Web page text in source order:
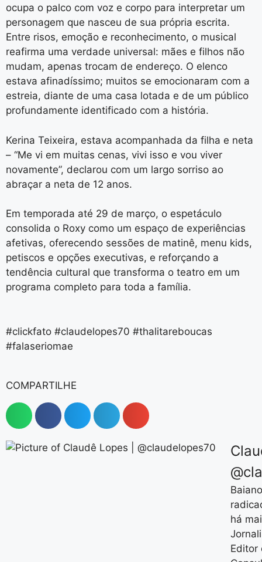
ocupa o palco com voz e corpo para interpretar um
personagem que nasceu de sua própria escrita.
Entre risos, emoção e reconhecimento, o musical
reafirma uma verdade universal: mães e filhos não
mudam, apenas trocam de endereço. O elenco
estava afinadíssimo; muitos se emocionaram com a
estreia, diante de uma casa lotada e de um público
profundamente identificado com a história.
Kerina Teixeira, estava acompanhada da filha e neta
– “Me vi em muitas cenas, vivi isso e vou viver
novamente”, declarou com um largo sorriso ao
abraçar a neta de 12 anos.
Em temporada até 29 de março, o espetáculo
consolida o Roxy como um espaço de experiências
afetivas, oferecendo sessões de matinê, menu kids,
petiscos e opções executivas, e reforçando a
tendência cultural que transforma o teatro em um
programa completo para toda a família.
#clickfato #claudelopes70 #thalitareboucas
#falaseriomae
COMPARTILHE
há
Editor